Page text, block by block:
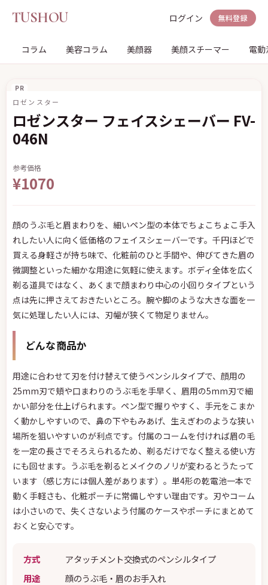
TUSHOU ログイン 無料登録
コラム 美容コラム 美顔器 美顔スチーマー 電
PR
ロゼンスター
ロゼンスター フェイスシェーバー FV-
046N
参考価格
¥1070
顔のうぶ毛と眉まわりを、細いペン型の本体でちょこちょこ手入
れしたい人に向く低価格のフェイスシェーバーです。千円ほどで
買える身軽さが持ち味で、化粧前のひと手間や、伸びてきた眉の
微調整といった細かな用途に気軽に使えます。ボディ全体を広く
剃る道具ではなく、あくまで顔まわり中心の小回りタイプという
点は先に押さえておきたいところ。腕や脚のような大きな面を一
気に処理したい人には、刃幅が狭くて物足りません。
どんな商品か
用途に合わせて刃を付け替えて使うペンシルタイプで、顔用の
25mm刃で頬や口まわりのうぶ毛を手早く、眉用の5mm刃で細
かい部分を仕上げられます。ペン型で握りやすく、手元をこまか
く動かしやすいので、鼻の下やもみあげ、生えぎわのような狭い
場所を狙いやすいのが利点です。付属のコームを付ければ眉の毛
を一定の長さでそろえられるため、剃るだけでなく整える使い方
にも回せます。うぶ毛を剃るとメイクのノリが変わるとうたって
います（感じ方には個人差があります）。単4形の乾電池一本で
動く手軽さも、化粧ポーチに常備しやすい理由です。刃やコーム
は小さいので、失くさないよう付属のケースやポーチにまとめて
おくと安心です。
方式
アタッチメント交換式のペンシルタイプ
用途
顔のうぶ毛・眉のお手入れ